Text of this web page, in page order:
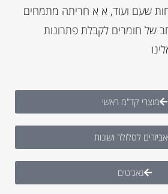
שעם ועוד, א א חריתה מתמחים
של חומרים לקבלת פתרונות
מוצרי קד"מ ראשי
אביזרים לסלולר ושונות
גאג'טים